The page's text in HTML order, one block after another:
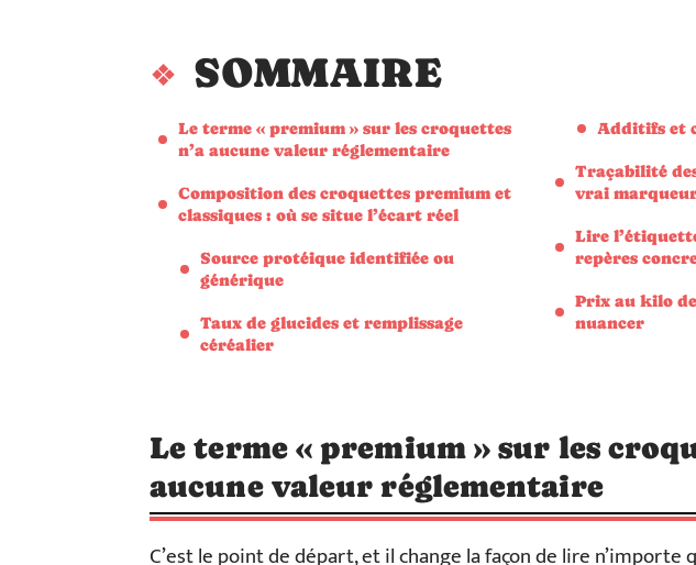
SOMMAIRE
Le terme « premium » sur les croquettes
n’a aucune valeur réglementaire
Composition des croquettes premium et
classiques : où se situe l’écart réel
Source protéique identifiée ou
générique
Taux de glucides et remplissage
céréalier
Additifs et
Traçabilité
vrai
Lire
repères
Prix au kilo
nuancer
Le terme « premium » sur les
aucune valeur réglementaire
C’est le point de départ, et il change la façon de lire n’importe